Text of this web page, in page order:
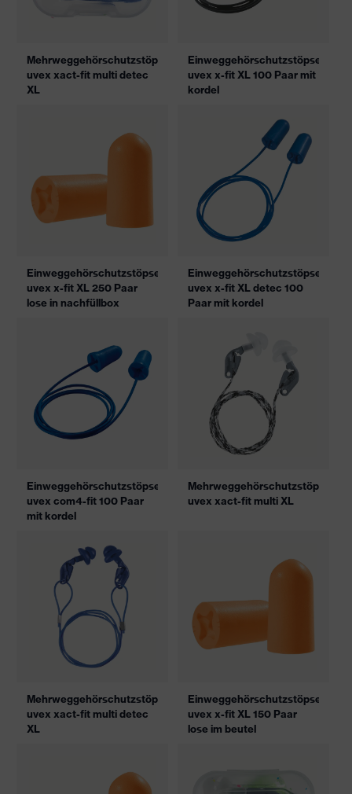
Mehrweggehörschutzstöpsel
uvex xact-fit multi detec
XL
Einweggehörschutzstöpsel
uvex x-fit XL 100 Paar mit
kordel
Einweggehörschutzstöpsel
uvex x-fit XL 250 Paar
lose in nachfüllbox
Einweggehörschutzstöpsel
uvex x-fit XL detec 100
Paar mit kordel
Einweggehörschutzstöpsel
uvex com4-fit 100 Paar
mit kordel
Mehrweggehörschutzstöpsel
uvex xact-fit multi XL
Mehrweggehörschutzstöpsel
uvex xact-fit multi detec
XL
Einweggehörschutzstöpsel
uvex x-fit XL 150 Paar
lose im beutel